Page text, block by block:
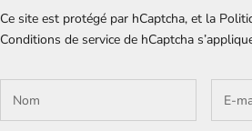
Ce site est protégé par hCaptcha, et la
Conditions de service de hCaptcha